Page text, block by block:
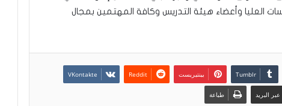
العليا وأعضاء هيئة التدريس وكافة المهتمين بمجال
بينتيريست
البريد طباعة